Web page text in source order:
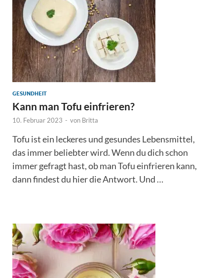
GESUNDHEIT
Kann man Tofu einfrieren?
10. Februar 2023 - von Britta
Tofu ist ein leckeres und gesundes Lebensmittel,
das immer beliebter wird. Wenn du dich schon
immer gefragt hast, ob man Tofu einfrieren kann,
dann findest du hier die Antwort. Und …